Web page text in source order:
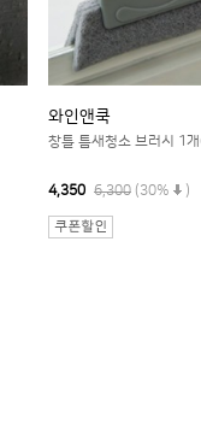
와인앤쿡
창틀 틈새청소 브러시 1
4,350 6,300 (30% )